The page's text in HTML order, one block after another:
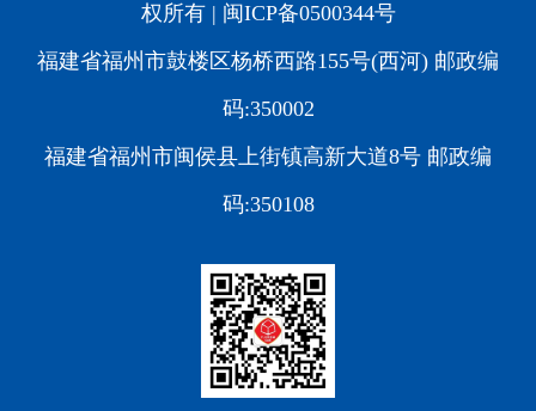
权所有 | 闽ICP备0500344号
福建省福州市鼓楼区杨桥西路155号(西河) 邮政编
码:350002
福建省福州市闽侯县上街镇高新大道8号 邮政编
码:350108